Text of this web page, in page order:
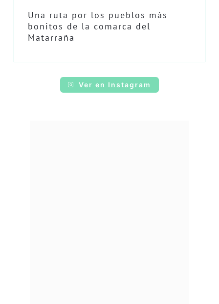
Una ruta por los pueblos más
bonitos de la comarca del
Matarraña
Ver en Instagram